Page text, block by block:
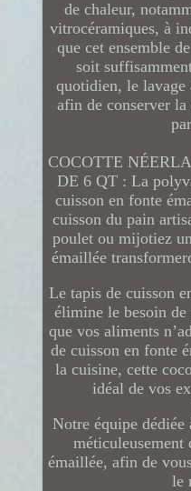
de chaleur,
vitrocéramiques, à
que cet ensemble
soit
quotidien, le lavage
afin de conserver
COCOTTE
DE 6 QT : La
cuisson en fonte
cuisson du pain
poulet ou mijotiez
émaillée
Le tapis de cuisson
élimine le besoin
que vos aliments
de cuisson en fonte
la cuisine, cette
idéal de vos
Notre équipe
méticuleusement
émaillée, afin de
le